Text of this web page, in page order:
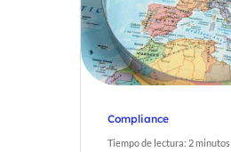
Compliance
Tiempo de lectura: 2minutos